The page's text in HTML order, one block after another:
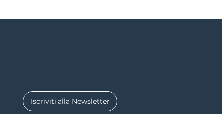
Iscriviti alla Newsletter